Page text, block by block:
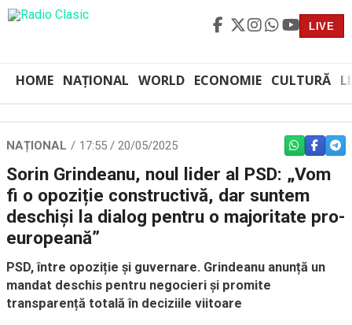
LIVE
HOME NAȚIONAL WORLD ECONOMIE CULTURĂ
NAȚIONAL 17:55 / 20/05/2025 WHATSAPP
Sorin Grindeanu, noul lider al PSD: „Vom
fi o opoziție constructivă, dar suntem
deschiși la dialog pentru o majoritate pro-
europeană”
PSD, între opoziție și guvernare. Grindeanu anunță un
mandat deschis pentru negocieri și promite
transparență totală în deciziile viitoare